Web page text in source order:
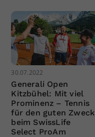
30.07.2022
Generali Open
Kitzbühel: Mit viel
Prominenz – Tennis
für den guten Zweck
beim SwissLife
Select ProAm